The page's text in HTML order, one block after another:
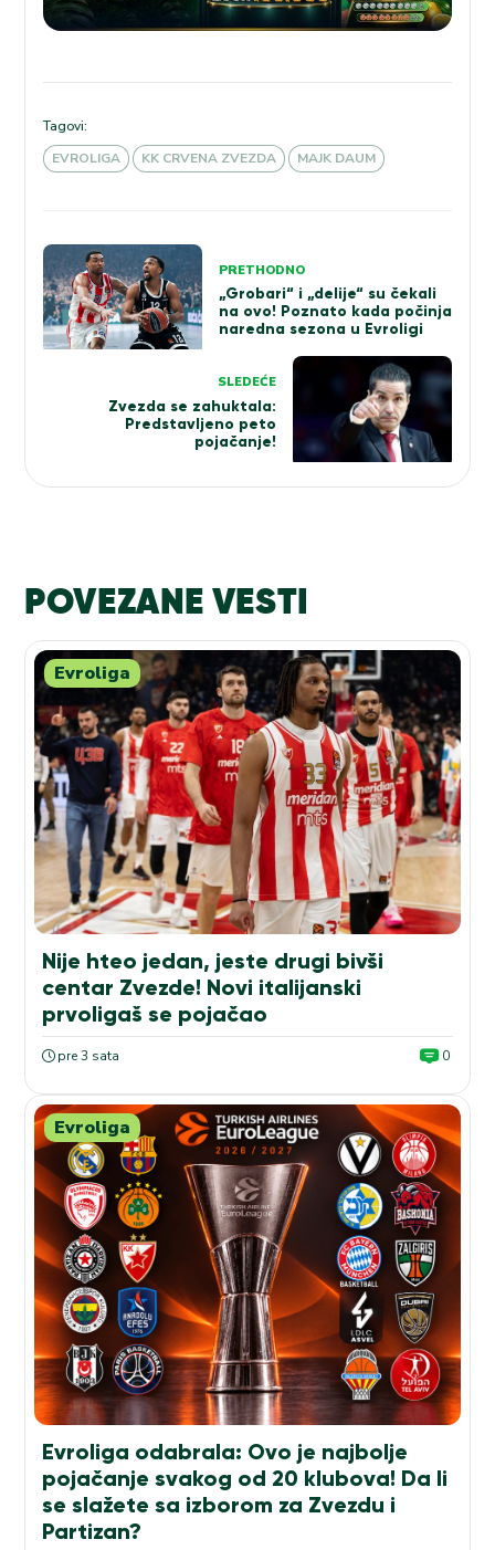
Tagovi:
EVROLIGA
KK CRVENA ZVEZDA MAJK DAUM
Kretanje
članka
PRETHODNO
„Grobari“ i „delije“ su čekali
na ovo! Poznato kada počinja
naredna sezona u Evroligi
SLEDEĆE
Zvezda se zahuktala:
Predstavljeno peto
pojačanje!
POVEZANE VESTI
Evroliga
Nije hteo jedan, jeste drugi bivši
centar Zvezde! Novi italijanski
prvoligaš se pojačao
pre 3 sata 0
Evroliga
Evroliga odabrala: Ovo je najbolje
pojačanje svakog od 20 klubova! Da li
se slažete sa izborom za Zvezdu i
Partizan?